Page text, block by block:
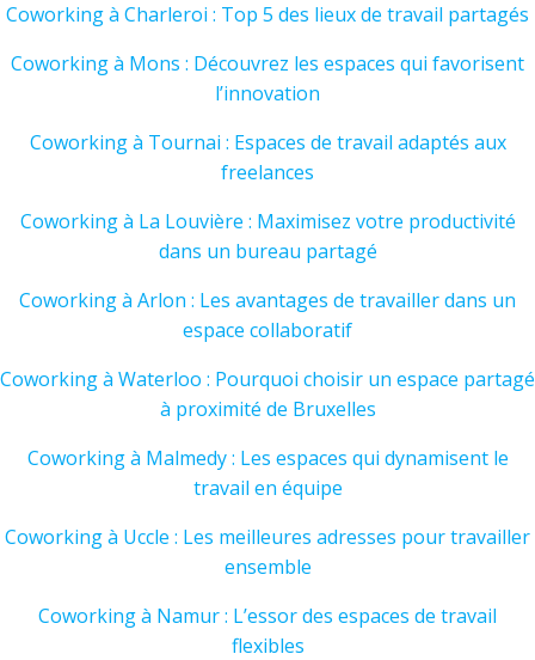
Coworking à Charleroi : Top 5 des lieux de travail partagés
Coworking à Mons : Découvrez les espaces qui favorisent
l’innovation
Coworking à Tournai : Espaces de travail adaptés aux
freelances
Coworking à La Louvière : Maximisez votre productivité
dans un bureau partagé
Coworking à Arlon : Les avantages de travailler dans un
espace collaboratif
Coworking à Waterloo : Pourquoi choisir un espace partagé
à proximité de Bruxelles
Coworking à Malmedy : Les espaces qui dynamisent le
travail en équipe
Coworking à Uccle : Les meilleures adresses pour travailler
ensemble
Coworking à Namur : L’essor des espaces de travail
flexibles